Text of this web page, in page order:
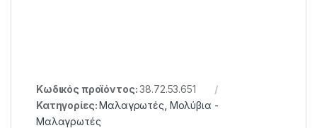
Κωδικός προϊόντος:38.72.53.651
Κατηγορίες:Μαλαγρωτές Μολύβια -
Μαλαγρωτές